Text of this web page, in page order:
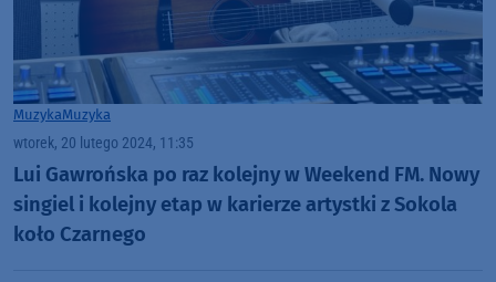
MuzykaMuzyka
wtorek, 20 lutego 2024, 11:35
Lui Gawrońska po raz kolejny w Weekend FM. Nowy
singiel i kolejny etap w karierze artystki z Sokola
koło Czarnego